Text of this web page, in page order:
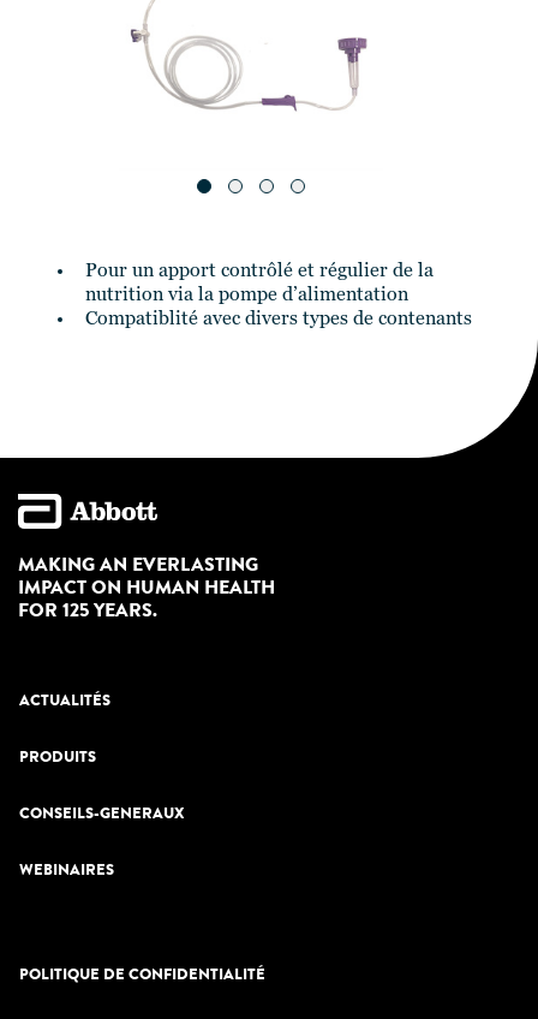
Pour un apport contrôlé et régulier de la
nutrition via la pompe d’alimentation
Compatiblité avec divers types de contenants
MAKING AN EVERLASTING
IMPACT ON HUMAN HEALTH
FOR 125 YEARS.
ACTUALITÉS
PRODUITS
CONSEILS-GENERAUX
WEBINAIRES
POLITIQUE DE CONFIDENTIALITÉ